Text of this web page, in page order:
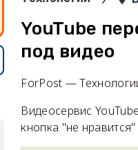
YouTube
под видео
ForPost —
Видеосервис
кнопка "не